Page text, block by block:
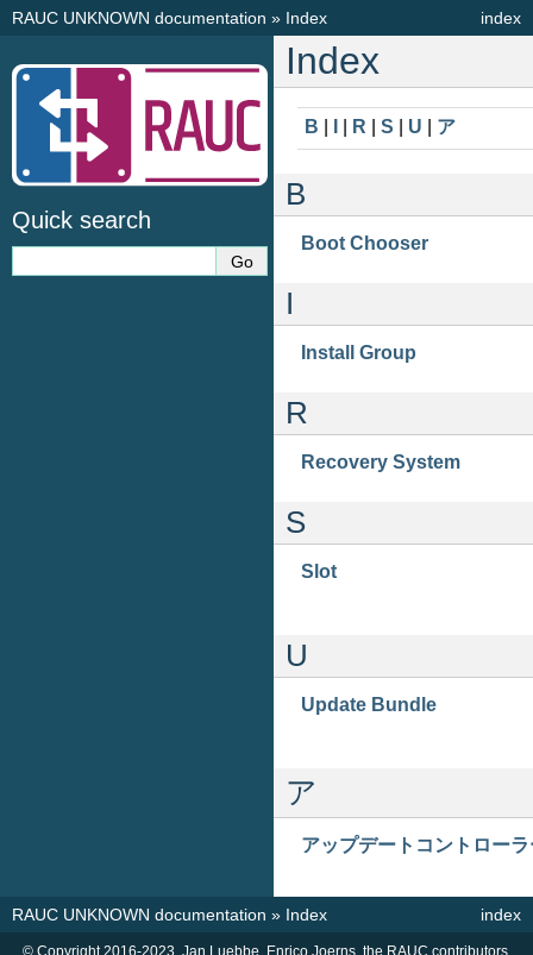
index
RAUC UNKNOWN documentation » Index
Index
B R |S U ア
B
Boot Chooser
I
Install Group
R
Recovery System
S
Slot
U
Update Bundle
ア
アップデートコントローラ
Quick search
index
RAUC UNKNOWN documentation » Index
© Copyright 2016-2023, Jan Luebbe, Enrico Joerns, the RAUC contributors.